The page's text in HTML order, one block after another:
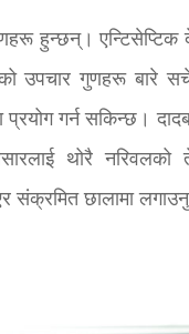
हुन्छन्। एन्टिसेप्टिक
उपचार गुणहरू बारे
गर्न सकिन्छ।
थोरै नरिवलको
संक्रमित छालामा